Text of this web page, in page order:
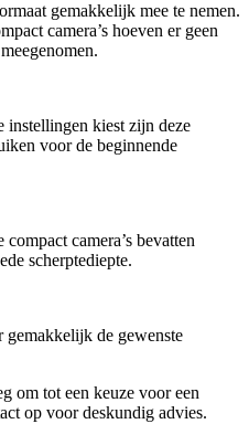
gemakkelijk mee te nemen.
camera’s hoeven er geen
instellingen kiest zijn deze
voor de beginnende
camera’s bevatten
scherptediepte.
de gewenste
om tot een keuze voor een
op voor deskundig advies.